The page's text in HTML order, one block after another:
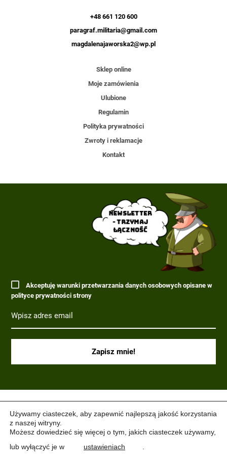
+48 661 120 600
paragraf.militaria@gmail.com
magdalenajaworska2@wp.pl
Sklep online
Moje zamówienia
Ulubione
Regulamin
Polityka prywatności
Zwroty i reklamacje
Kontakt
Akceptuję warunki przetwarzania danych osobowych opisane w
polityce prywatności strony
Newsletter
- trzymaj
łączność
(C) 2017-2022 PARAGRAF MILITARIA.
Używamy ciasteczek, aby zapewnić najlepszą jakość korzystania
z naszej witryny.
Możesz dowiedzieć się więcej o tym, jakich ciasteczek używamy,
lub wyłączyć je w
ustawieniach